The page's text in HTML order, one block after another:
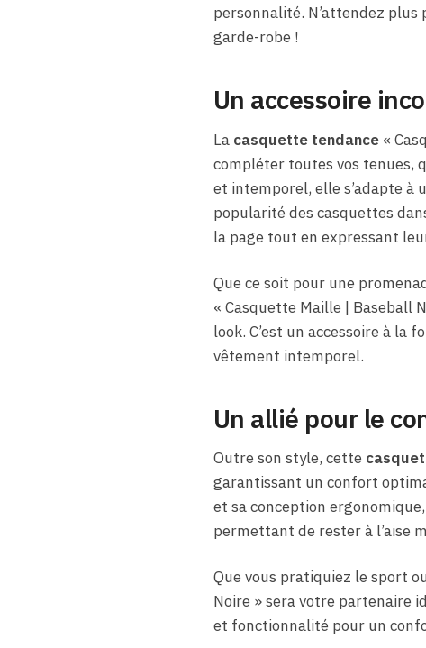
personnalité. N’attendez
garde-robe !
Un accessoire
La casquette tendance«
compléter toutes vos tenues,
et intemporel, elle s’adapte à
popularité des casquettes
la page tout en expressant
Que ce soit pour une
« Casquette Maille | Baseball
look. C’est un accessoire à la
vêtement intemporel.
Un allié pour le
Outre son style, cette
garantissant un confort
et sa conception
permettant de rester à l’aise
Que vous pratiquiez le sport
Noire » sera votre partenaire
et fonctionnalité pour un